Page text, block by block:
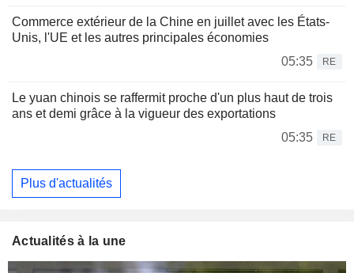
Commerce extérieur de la Chine en juillet avec les États-
Unis, l'UE et les autres principales économies
05:35
RE
Le yuan chinois se raffermit proche d'un plus haut de trois
ans et demi grâce à la vigueur des exportations
05:35
RE
Plus d'actualités
Actualités à la une